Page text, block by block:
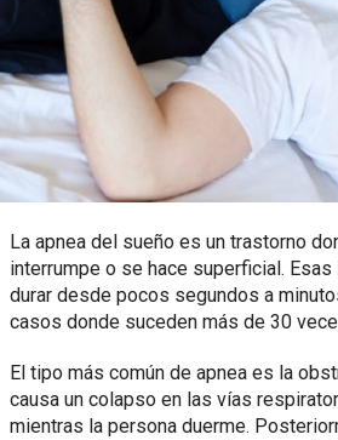
La apnea del sueño es un trastorno
interrumpe o se hace superficial.
durar desde pocos segundos a
casos donde suceden más de 30
El tipo más común de apnea es la
causa un colapso en las vías
mientras la persona duerme.